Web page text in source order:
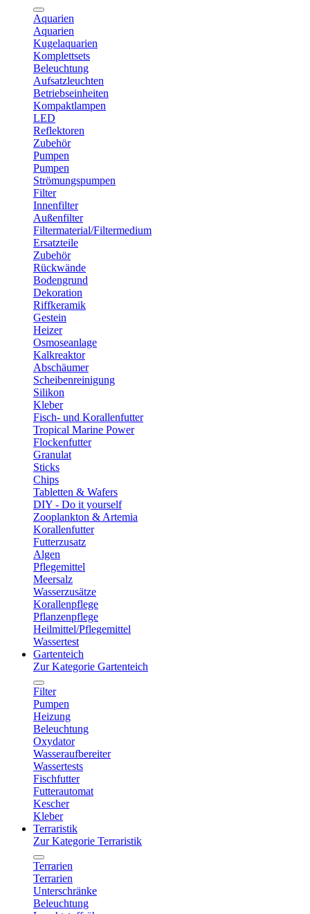
Aquarien
Aquarien
Kugelaquarien
Komplettsets
Beleuchtung
Aufsatzleuchten
Betriebseinheiten
Kompaktlampen
LED
Reflektoren
Zubehör
Pumpen
Pumpen
Strömungspumpen
Filter
Innenfilter
Außenfilter
Filtermaterial/Filtermedium
Ersatzteile
Zubehör
Rückwände
Bodengrund
Dekoration
Riffkeramik
Gestein
Heizer
Osmoseanlage
Kalkreaktor
Abschäumer
Scheibenreinigung
Silikon
Kleber
Fisch- und Korallenfutter
Tropical Marine Power
Flockenfutter
Granulat
Sticks
Chips
Tabletten & Wafers
DIY - Do it yourself
Zooplankton & Artemia
Korallenfutter
Futterzusatz
Algen
Pflegemittel
Meersalz
Wasserzusätze
Korallenpflege
Pflanzenpflege
Heilmittel/Pflegemittel
Wassertest
Gartenteich
Zur Kategorie Gartenteich
Filter
Pumpen
Heizung
Beleuchtung
Oxydator
Wasseraufbereiter
Wassertests
Fischfutter
Futterautomat
Kescher
Kleber
Terraristik
Zur Kategorie Terraristik
Terrarien
Terrarien
Unterschränke
Beleuchtung